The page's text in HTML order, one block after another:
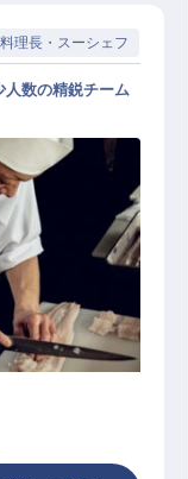
理長・スーシェフ
／伝統的な
勤なし
人数の精鋭チーム